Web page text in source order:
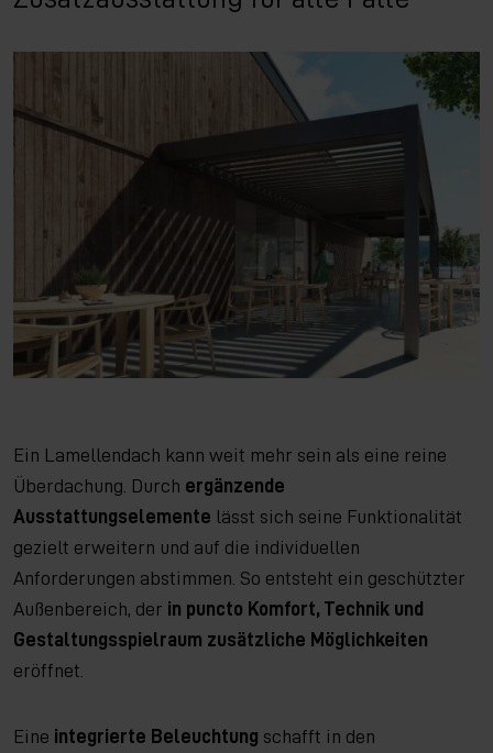
Ein Lamellendach kann weit mehr sein als eine reine
Überdachung. Durch ergänzende
Ausstattungselemente lässt sich seine Funktionalität
gezielt erweitern und auf die individuellen
Anforderungen abstimmen. So entsteht ein geschützter
Außenbereich, der in puncto Komfort, Technik und
Gestaltungsspielraum zusätzliche Möglichkeiten
eröffnet.
Eine integrierte Beleuchtung schafft in den